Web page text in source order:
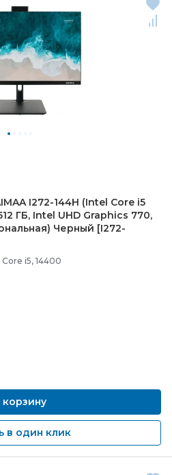
I272-144H (Intel Core i5
ГБ, Intel UHD Graphics 770,
Черный [I272-
Core i5, 14400
корзину
в один клик